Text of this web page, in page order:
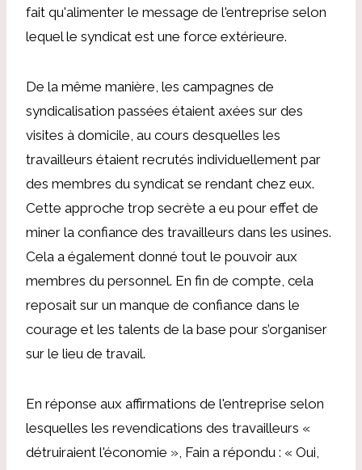
fait qu'alimenter le message de l'entreprise selon
lequel le syndicat est une force extérieure.
De la même manière, les campagnes de
syndicalisation passées étaient axées sur des
visites à domicile, au cours desquelles les
travailleurs étaient recrutés individuellement par
des membres du syndicat se rendant chez eux.
Cette approche trop secrète a eu pour effet de
miner la confiance des travailleurs dans les usines.
Cela a également donné tout le pouvoir aux
membres du personnel. En fin de compte, cela
reposait sur un manque de confiance dans le
courage et les talents de la base pour s’organiser
sur le lieu de travail.
En réponse aux affirmations de l'entreprise selon
lesquelles les revendications des travailleurs «
détruiraient l'économie », Fain a répondu : « Oui,